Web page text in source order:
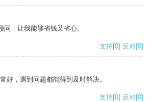
，让我能够省钱又省心。
支持[0] 反对[0]
好，遇到问题都能得到及时解决。
支持[0] 反对[0]